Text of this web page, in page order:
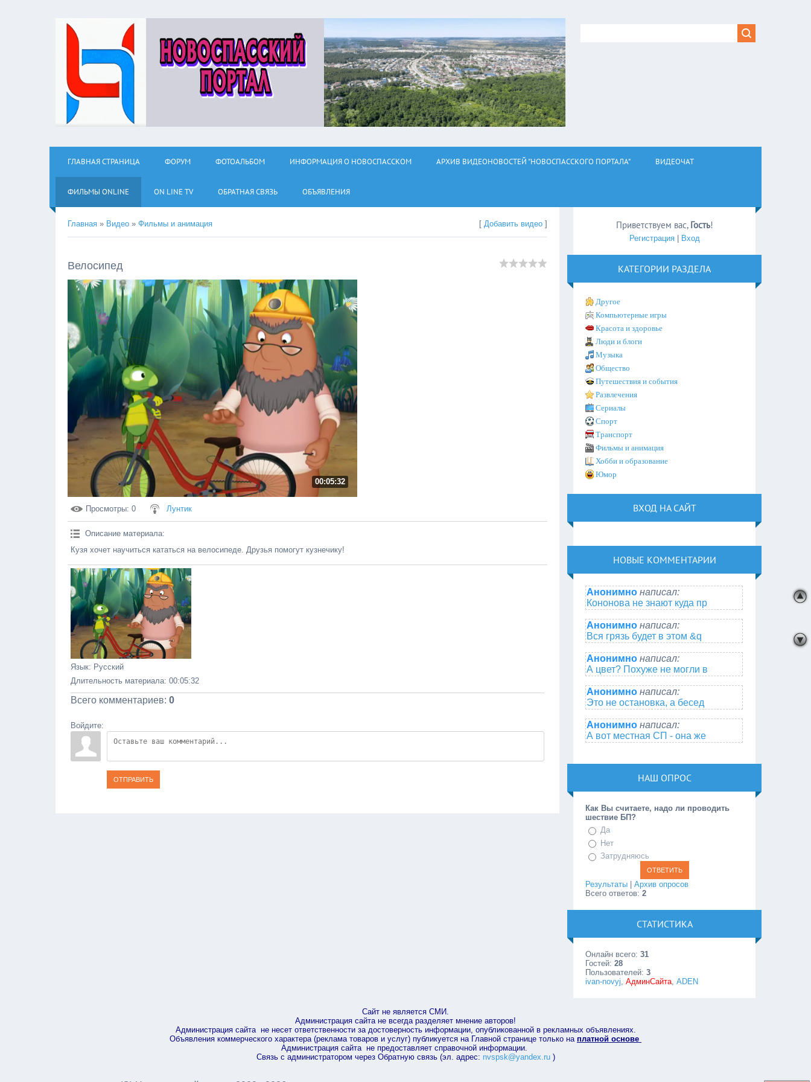
ГЛАВНАЯ СТРАНИЦА ФОРУМ ФОТОАЛЬБОМ ИНФОРМАЦИЯ О НОВОСПАССКОМ АРХИВ ВИДЕОНОВОСТЕЙ "НОВОСПАССКОГО ПОРТАЛА" ВИДЕОЧАТ
ФИЛЬМЫ ОNLINE ON LINE TV ОБРАТНАЯ СВЯЗЬ ОБЪЯВЛЕНИЯ
Главная » Видео » Фильмы и анимация [Добавить видео ]
Велосипед
00:05:32
Просмотры: 0 Лунтик
Описание материала:
Кузя хочет научиться кататься на велосипеде. Друзья помогут кузнечику!
Язык: Русский
Длительность материала: 00:05:32
Всего комментариев: 0
Войдите:
ОТПРАВИТЬ
Приветствуем вас, Гость!
Регистрация| Вход
КАТЕГОРИИ РАЗДЕЛА
Другое
Компьютерные игры
Красота и здоровье
Люди и блоги
Музыка
Общество
Путешествия и события
Развлечения
Сериалы
Спорт
Транспорт
Фильмы и анимация
Хобби и образование
Юмор
ВХОД НА САЙТ
НОВЫЕ КОММЕНТАРИИ
Анонимно написал:
Кононова не знают куда пр
Анонимно написал:
Вся грязь будет в этом &q
Анонимно написал:
А цвет? Похуже не могли в
Анонимно написал:
Это не остановка, а бесед
Анонимно написал:
А вот местная СП - она же
НАШ ОПРОС
Как Вы считаете, надо ли проводить
шествие БП?
Да
Нет
Затрудняюсь
Результаты |Архив опросов
Всего ответов:2
СТАТИСТИКА
Онлайн всего:31
Гостей:28
Пользователей:3
ivan-novyj ,АдминСайта ,ADEN
Сайт не является СМИ.
Администрация сайта не всегда разделяет мнение авторов!
Администрация сайта не несет ответственности за достоверность информации, опубликованной в рекламных объявлениях.
Объявления коммерческого характера (реклама товаров и услуг) публикуется на Главной странице только на платной основе
Администрация сайта не предоставляет справочной информации.
Связь с администратором через Обратную связь (эл. адрес: nvspsk@yandex.ru)